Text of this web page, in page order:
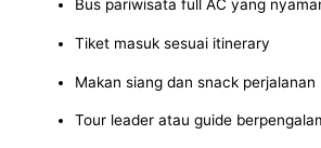
Bus pariwisata full AC yang
Tiket masuk sesuai itinerary
Makan siang dan snack perjalanan
Tour leader atau guide